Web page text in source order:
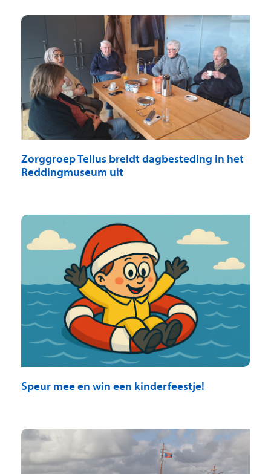
Zorggroep Tellus breidt dagbesteding in het
Reddingmuseum uit
Speur mee en win een kinderfeestje!